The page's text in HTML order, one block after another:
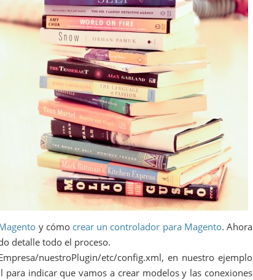
y cómo crear un controlador para Magento. Ahora
detalle todo el proceso.
nuestroPlugin/etc/config.xml, en nuestro ejemplo
indicar que vamos a crear modelos y las conexiones